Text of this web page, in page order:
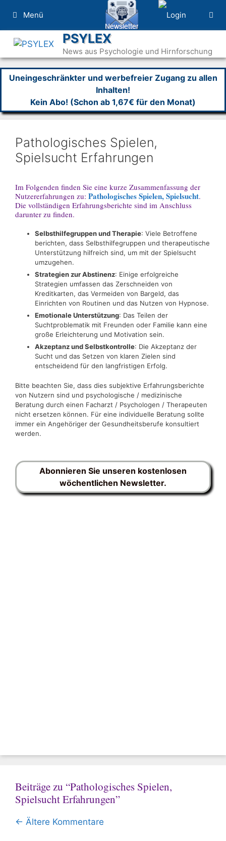
Inhalt
springen
Menü
PSYLEX
News aus Psychologie und Hirnforschung
Uneingeschränkter und werbefreier Zugang zu allen
Inhalten!
Kein Abo! (Schon ab 1,67€ für den Monat)
Pathologisches Spielen,
Spielsucht Erfahrungen
Im Folgenden finden Sie eine kurze Zusammenfassung der
Nutzererfahrungen zu: Pathologisches Spielen, Spielsucht.
Die vollständigen Erfahrungsberichte sind im Anschluss
darunter zu finden.
Selbsthilfegruppen und Therapie: Viele Betroffene
berichten, dass Selbsthilfegruppen und therapeutische
Unterstützung hilfreich sind, um mit der Spielsucht
umzugehen.
Strategien zur Abstinenz: Einige erfolgreiche
Strategien umfassen das Zerschneiden von
Kreditkarten, das Vermeiden von Bargeld, das
Einrichten von Routinen und das Nutzen von Hypnose.
Emotionale Unterstützung: Das Teilen der
Suchtproblematik mit Freunden oder Familie kann eine
große Erleichterung und Motivation sein.
Akzeptanz und Selbstkontrolle: Die Akzeptanz der
Sucht und das Setzen von klaren Zielen sind
entscheidend für den langfristigen Erfolg.
Bitte beachten Sie, dass dies subjektive Erfahrungsberichte
von Nutzern sind und psychologische / medizinische
Beratung durch einen Facharzt / Psychologen / Therapeuten
nicht ersetzen können. Für eine individuelle Beratung sollte
immer ein Angehöriger der Gesundheitsberufe konsultiert
werden.
Abonnieren Sie unseren kostenlosen
wöchentlichen Newsletter.
Beiträge zu “Pathologisches Spielen,
Spielsucht Erfahrungen”
Kommentar-
← Ältere Kommentare